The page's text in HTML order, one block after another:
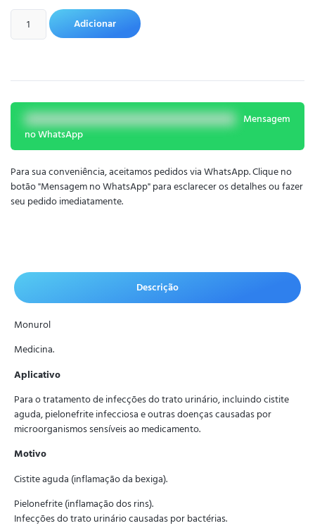
Adicionar
Mensagem
no WhatsApp
Para sua conveniência, aceitamos pedidos via WhatsApp. Clique no
botão "Mensagem no WhatsApp" para esclarecer os detalhes ou fazer
seu pedido imediatamente.
Descrição
Monurol
Medicina.
Aplicativo
Para o tratamento de infecções do trato urinário, incluindo cistite
aguda, pielonefrite infecciosa e outras doenças causadas por
microorganismos sensíveis ao medicamento.
Motivo
Cistite aguda (inflamação da bexiga).
Pielonefrite (inflamação dos rins).
Infecções do trato urinário causadas por bactérias.